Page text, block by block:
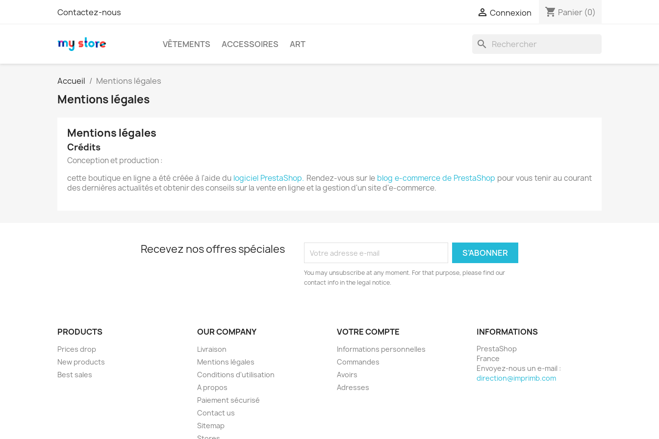
Contactez-nous  Connexion shopping_cart Panier (0)
VÊTEMENTS ACCESSOIRES ART search
Accueil Mentions légales
Mentions légales
Mentions légales
Crédits
Conception et production :
cette boutique en ligne a été créée à l'aide du logiciel PrestaShop. Rendez-vous sur le blog e-commerce de PrestaShop pour vous tenir au courant
des dernières actualités et obtenir des conseils sur la vente en ligne et la gestion d'un site d'e-commerce.
Recevez nos offres spéciales
You may unsubscribe at any moment. For that purpose, please find our
contact info in the legal notice.
PRODUCTS
Prices drop
New products
Best sales
OUR COMPANY
Livraison
Mentions légales
Conditions d'utilisation
A propos
Paiement sécurisé
Contact us
Sitemap
VOTRE COMPTE
Informations personnelles
Commandes
Avoirs
Adresses
INFORMATIONS
PrestaShop
France
Envoyez-nous un e-mail :
direction@imprimb.com
Annuler Créer une liste d'envies